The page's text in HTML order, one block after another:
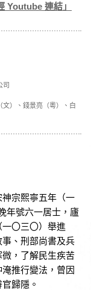
Youtube 連結」
司
）、錢景亮（粵）、白
宗熙寧五年（一
年號六一居士，廬
〇三〇）舉進
、刑部尚書及兵
，了解民生疾苦
推行變法，曾因
歸隱。